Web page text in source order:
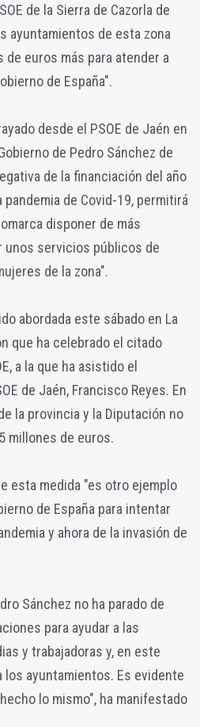
de la Sierra de Cazorla de
ayuntamientos de esta zona
euros más para atender a
de España".
desde el PSOE de Jaén en
de Pedro Sánchez de
de la financiación del año
de Covid-19, permitirá
disponer de más
unos servicios públicos de
de la zona".
abordada este sábado en La
que ha celebrado el citado
a la que ha asistido el
de Jaén, Francisco Reyes. En
la provincia y la Diputación no
millones de euros.
esta medida "es otro ejemplo
de España para intentar
y ahora de la invasión de
Sánchez no ha parado de
para ayudar a las
y trabajadoras y, en este
los ayuntamientos. Es evidente
lo mismo", ha manifestado